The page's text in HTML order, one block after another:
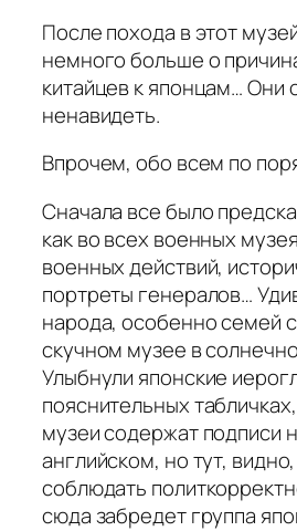
После похода в этот
немного больше о
китайцев к японцам… Они
ненавидеть.
Впрочем, обо всем по
Сначала все было
как во всех военных
военных действий,
портреты генералов…
народа, особенно семей
скучном музее в
Улыбнули японские
пояснительных
музеи содержат подписи
английском, но тут,
соблюдать
сюда забредет группа